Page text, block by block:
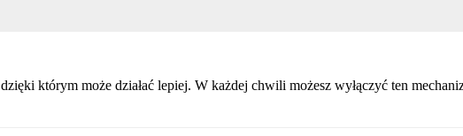
którym może działać lepiej. W każdej chwili możesz wyłączyć ten